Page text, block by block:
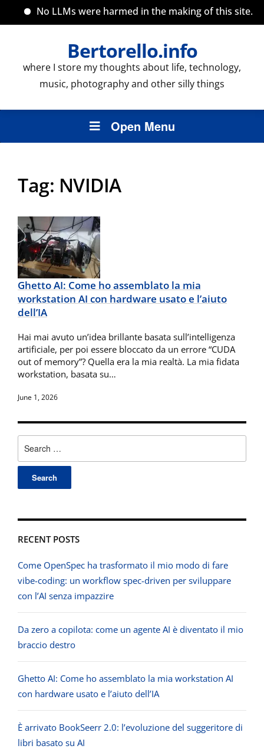
No LLMs were harmed in the making of this site.
Bertorello.info
where I store my thoughts about life, technology,
music, photography and other silly things
Open Menu
for:
RECENT POSTS
Come OpenSpec ha trasformato il mio modo di fare
vibe-coding: un workflow spec-driven per sviluppare
con l’AI senza impazzire
Da zero a copilota: come un agente AI è diventato il mio
braccio destro
Ghetto AI: Come ho assemblato la mia workstation AI
con hardware usato e l’aiuto dell’IA
È arrivato BookSeerr 2.0: l’evoluzione del suggeritore di
libri basato su AI
Tag: NVIDIA
Ghetto AI: Come ho assemblato la mia
workstation AI con hardware usato e l’aiuto
dell’IA
Hai mai avuto un’idea brillante basata sull’intelligenza
artificiale, per poi essere bloccato da un errore “CUDA
out of memory”? Quella era la mia realtà. La mia fidata
workstation, basata su…
June 1, 2026